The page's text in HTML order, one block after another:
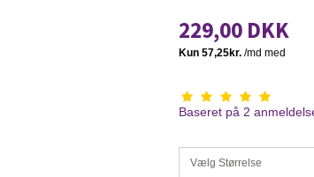
229,00 DKK
Baseret på 2
Vælg Størrelse